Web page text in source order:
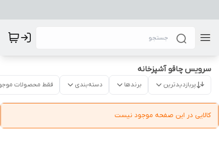
سرویس چاقو آشپزخانه
پربازدیدترین برندها دسته‌بندی فقط محصولات
کالایی در این صفحه موجود نیست